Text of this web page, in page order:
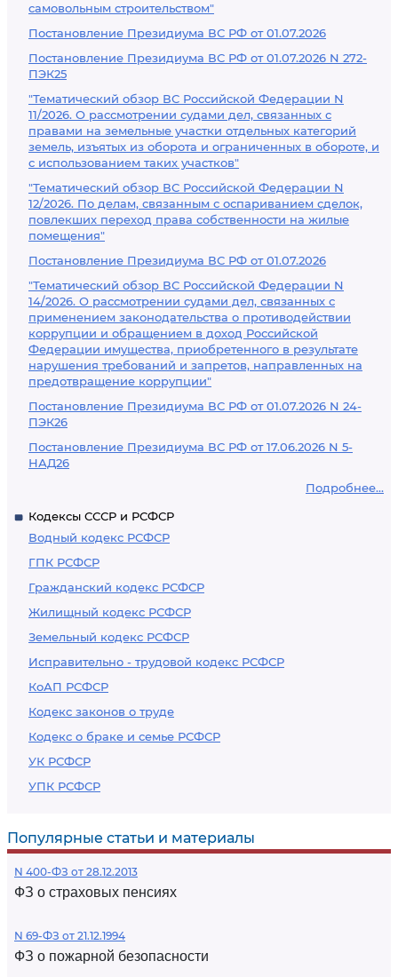
самовольным строительством"
Постановление Президиума ВС РФ от 01.07.2026
Постановление Президиума ВС РФ от 01.07.2026 N 272-
ПЭК25
"Тематический обзор ВС Российской Федерации N
11/2026. О рассмотрении судами дел, связанных с
правами на земельные участки отдельных категорий
земель, изъятых из оборота и ограниченных в обороте, и
с использованием таких участков"
"Тематический обзор ВС Российской Федерации N
12/2026. По делам, связанным с оспариванием сделок,
повлекших переход права собственности на жилые
помещения"
Постановление Президиума ВС РФ от 01.07.2026
"Тематический обзор ВС Российской Федерации N
14/2026. О рассмотрении судами дел, связанных с
применением законодательства о противодействии
коррупции и обращением в доход Российской
Федерации имущества, приобретенного в результате
нарушения требований и запретов, направленных на
предотвращение коррупции"
Постановление Президиума ВС РФ от 01.07.2026 N 24-
ПЭК26
Постановление Президиума ВС РФ от 17.06.2026 N 5-
НАД26
Подробнее...
Кодексы СССР и РСФСР
Водный кодекс РСФСР
ГПК РСФСР
Гражданский кодекс РСФСР
Жилищный кодекс РСФСР
Земельный кодекс РСФСР
Исправительно - трудовой кодекс РСФСР
КоАП РСФСР
Кодекс законов о труде
Кодекс о браке и семье РСФСР
УК РСФСР
УПК РСФСР
Популярные статьи и материалы
N 400-ФЗ от 28.12.2013
ФЗ о страховых пенсиях
N 69-ФЗ от 21.12.1994
ФЗ о пожарной безопасности